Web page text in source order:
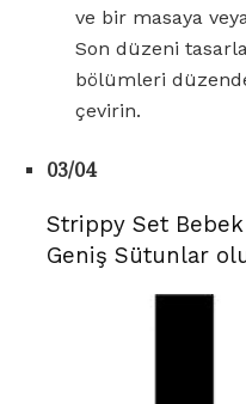
ve bir masaya
Son düzeni
bölümleri
çevirin.
03/04
Strippy Set
Geniş Sütunlar